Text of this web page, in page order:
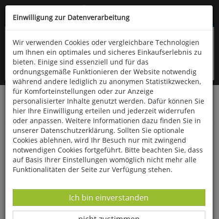
Kompletten Head der Seite überspringen
oder (06766) 9323-960
Startseite Bücher
Limpert Verlag
Kindergarten, Schule- und Vereinssport
Spiele
Spiele für die Gruppe
Einwilligung zur Datenverarbeitung
Wir verwenden Cookies oder vergleichbare Technologien
um Ihnen ein optimales und sicheres Einkaufserlebnis zu
bieten. Einige sind essenziell und für das
ordnungsgemäße Funktionieren der Website notwendig
während andere lediglich zu anonymen Statistikzwecken,
für Komforteinstellungen oder zur Anzeige
personalisierter Inhalte genutzt werden. Dafür können Sie
hier Ihre Einwilligung erteilen und jederzeit widerrufen
oder anpassen. Weitere Informationen dazu finden Sie in
unserer Datenschutzerklärung. Sollten Sie optionale
Cookies ablehnen, wird Ihr Besuch nur mit zwingend
notwendigen Cookies fortgeführt. Bitte beachten Sie, dass
auf Basis Ihrer Einstellungen womöglich nicht mehr alle
Funktionalitäten der Seite zur Verfügung stehen.
Datenverarbeitung -
Ich bin einverstanden